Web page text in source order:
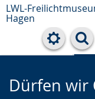
LWL-
Hagen
Dürfen wir